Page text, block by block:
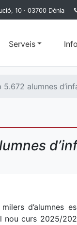
10 · 03700 Dénia
Serveis
alumnes
d’alumnes
nou curs 2025/